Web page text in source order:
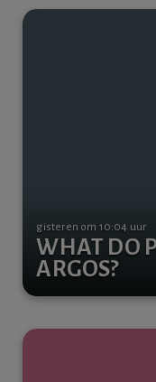
WHAT DO
ARGOS?
gisteren om 10:04 uur